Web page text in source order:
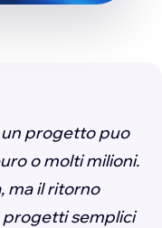
un progetto puo
o molti milioni.
ma il ritorno
progetti semplici